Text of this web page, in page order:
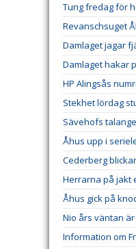
Tung fredag för
Revanschsuget
Damlaget jagar
Damlaget hakar
HP Alingsås
Stekhet lördag
Sävehofs
Åhus upp i
Cederberg
Herrarna på jakt
Åhus gick på
Nio års väntan
Information om